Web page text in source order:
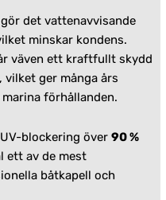
det vattenavvisande
minskar kondens.
väven ett kraftfullt skydd
ger många års
förhållanden.
blockering över 90 %
ett av de mest
båtkapell och